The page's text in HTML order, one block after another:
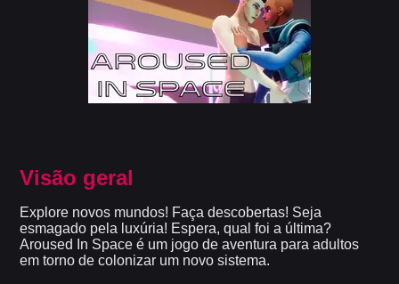
Visão geral
Explore novos mundos! Faça descobertas! Seja
esmagado pela luxúria! Espera, qual foi a última?
Aroused In Space é um jogo de aventura para adultos
em torno de colonizar um novo sistema.